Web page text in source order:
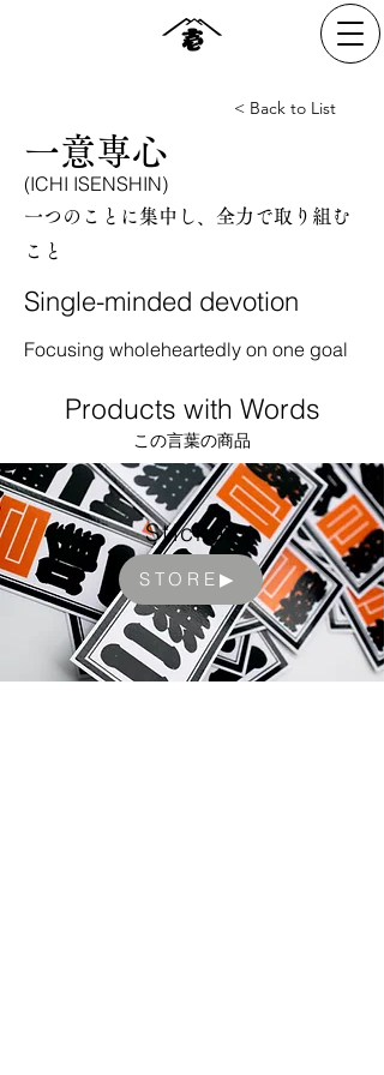
(ICHI ISENSHIN)
一意専心
< Back to List
一つのことに集中し、全力で取り組む
こと
Single-minded devotion
Focusing wholeheartedly on one goal
Products with Words
​​この言葉の商品
Sticker
STORE▶︎